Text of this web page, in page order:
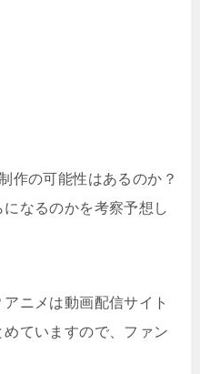
作の可能性はあるのか？
なるのかを考察予想し
ニメは動画配信サイト
ていますので、ファン